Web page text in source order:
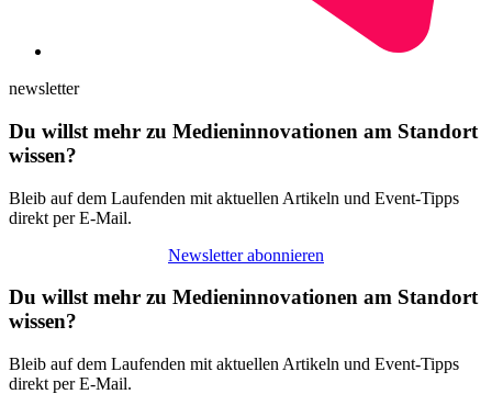
newsletter
Du willst mehr zu Medieninnovationen am Standort
wissen?
Bleib auf dem Laufenden mit aktuellen Artikeln und Event-Tipps
direkt per E-Mail.
Newsletter abonnieren
Du willst mehr zu Medieninnovationen am Standort
wissen?
Bleib auf dem Laufenden mit aktuellen Artikeln und Event-Tipps
direkt per E-Mail.